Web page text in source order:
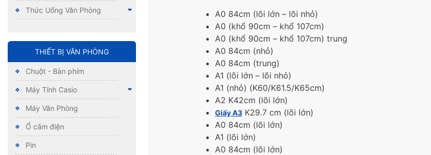
Thức Uống Văn Phòng
THIẾT BỊ VĂN PHÒNG
Chuột - Bàn phím
Máy Tính Casio
Máy Văn Phòng
Ổ cắm điện
Pin
A0 84cm (lõi lớn – lõi nhỏ)
A0 (khổ 90cm – khổ 107cm)
A0 (khổ 90cm – khổ 107cm) trung
A0 84cm (nhỏ)
A0 84cm (trung)
A1 (lõi lớn – lõi nhỏ)
A1 (nhỏ) (K60/K61.5/K65cm)
A2 K42cm (lõi lớn)
Giấy A3 K29.7 cm (lõi lớn)
A0 84cm (lõi lớn)
A1 (lõi lớn)
A0 84cm (lõi lớn)